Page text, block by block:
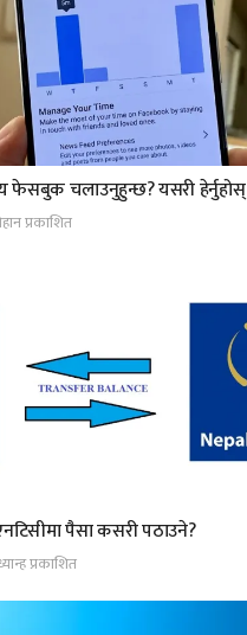
फेसबुक चलाउनुहुन्छ? यसरी हेर्नुहोस्
प्रकाशित
पैसा कसरी पठाउने?
प्रकाशित